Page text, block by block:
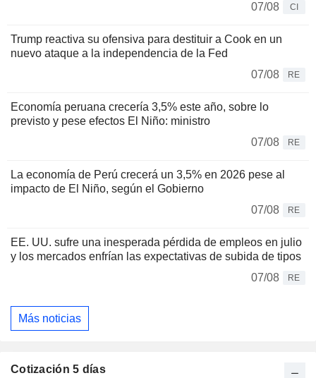
07/08 CI
Trump reactiva su ofensiva para destituir a Cook en un
nuevo ataque a la independencia de la Fed
07/08
RE
Economía peruana crecería 3,5% este año, sobre lo
previsto y pese efectos El Niño: ministro
07/08
RE
La economía de Perú crecerá un 3,5% en 2026 pese al
impacto de El Niño, según el Gobierno
07/08
RE
EE. UU. sufre una inesperada pérdida de empleos en julio
y los mercados enfrían las expectativas de subida de tipos
07/08
RE
Más noticias
Cotización 5 días